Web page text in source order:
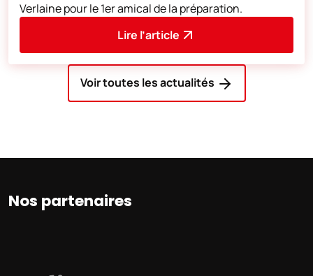
Verlaine pour le 1er amical de la préparation.
Lire l’article
Voir toutes les actualités
Nos partenaires